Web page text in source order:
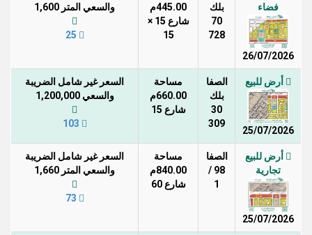
فضاء
26/07/2026
بلك
70
728
445.00م
شارع 15 ×
15
والسعي المتر 1,600
أرض للبيع
25/07/2026
الصفا
بلك
30
309
مساحة
660.00م
شارع 15
السعر غير شامل الضريبة
والسعي 1,200,000
أرض للبيع
تجارية
25/07/2026
الصفا
98 /
1
مساحة
840.00م
شارع 60
السعر غير شامل الضريبة
والسعي المتر 1,660